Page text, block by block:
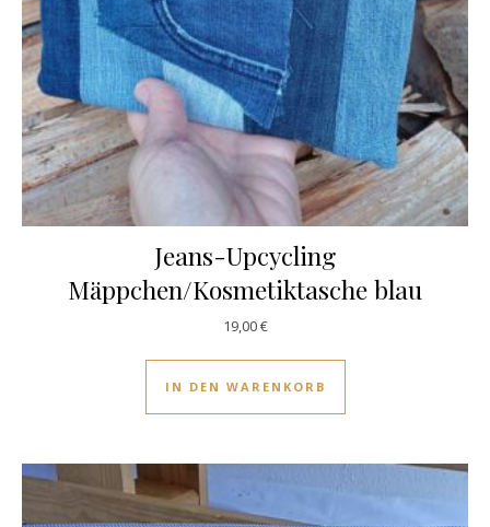
Jeans-Upcycling
Mäppchen/Kosmetiktasche blau
19,00€
IN DEN WARENKORB